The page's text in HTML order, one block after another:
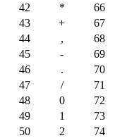
42
* 66
43
+ 67
44
, 68
45
- 69
46
. 70
47
/ 71
48
0 72
49
1 73
50
2 74